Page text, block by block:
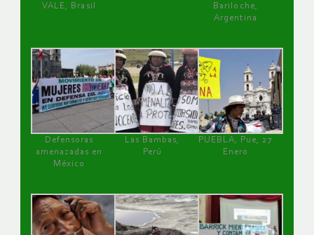
VALE, Brasil
Bariloche,
Argentina
Defensoras
amenazadas en
México
Las Bambas,
Perú
PUEBLA, Pue, 27
Enero